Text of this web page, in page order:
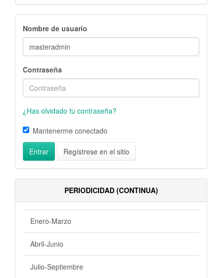
Nombre de usuario
Contraseña
¿Has olvidado tu contraseña?
Mantenerme conectado
Entrar Regístrese en el sitio
PERIODICIDAD (CONTINUA)
Enero-Marzo
Abril-Junio
Julio-Septiembre